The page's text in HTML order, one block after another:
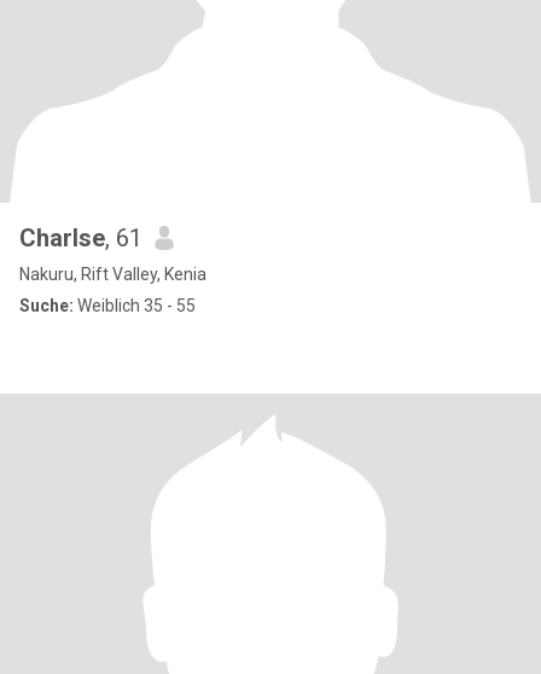
Charlse, 61
Nakuru, Rift Valley, Kenia
Suche: Weiblich 35 - 55